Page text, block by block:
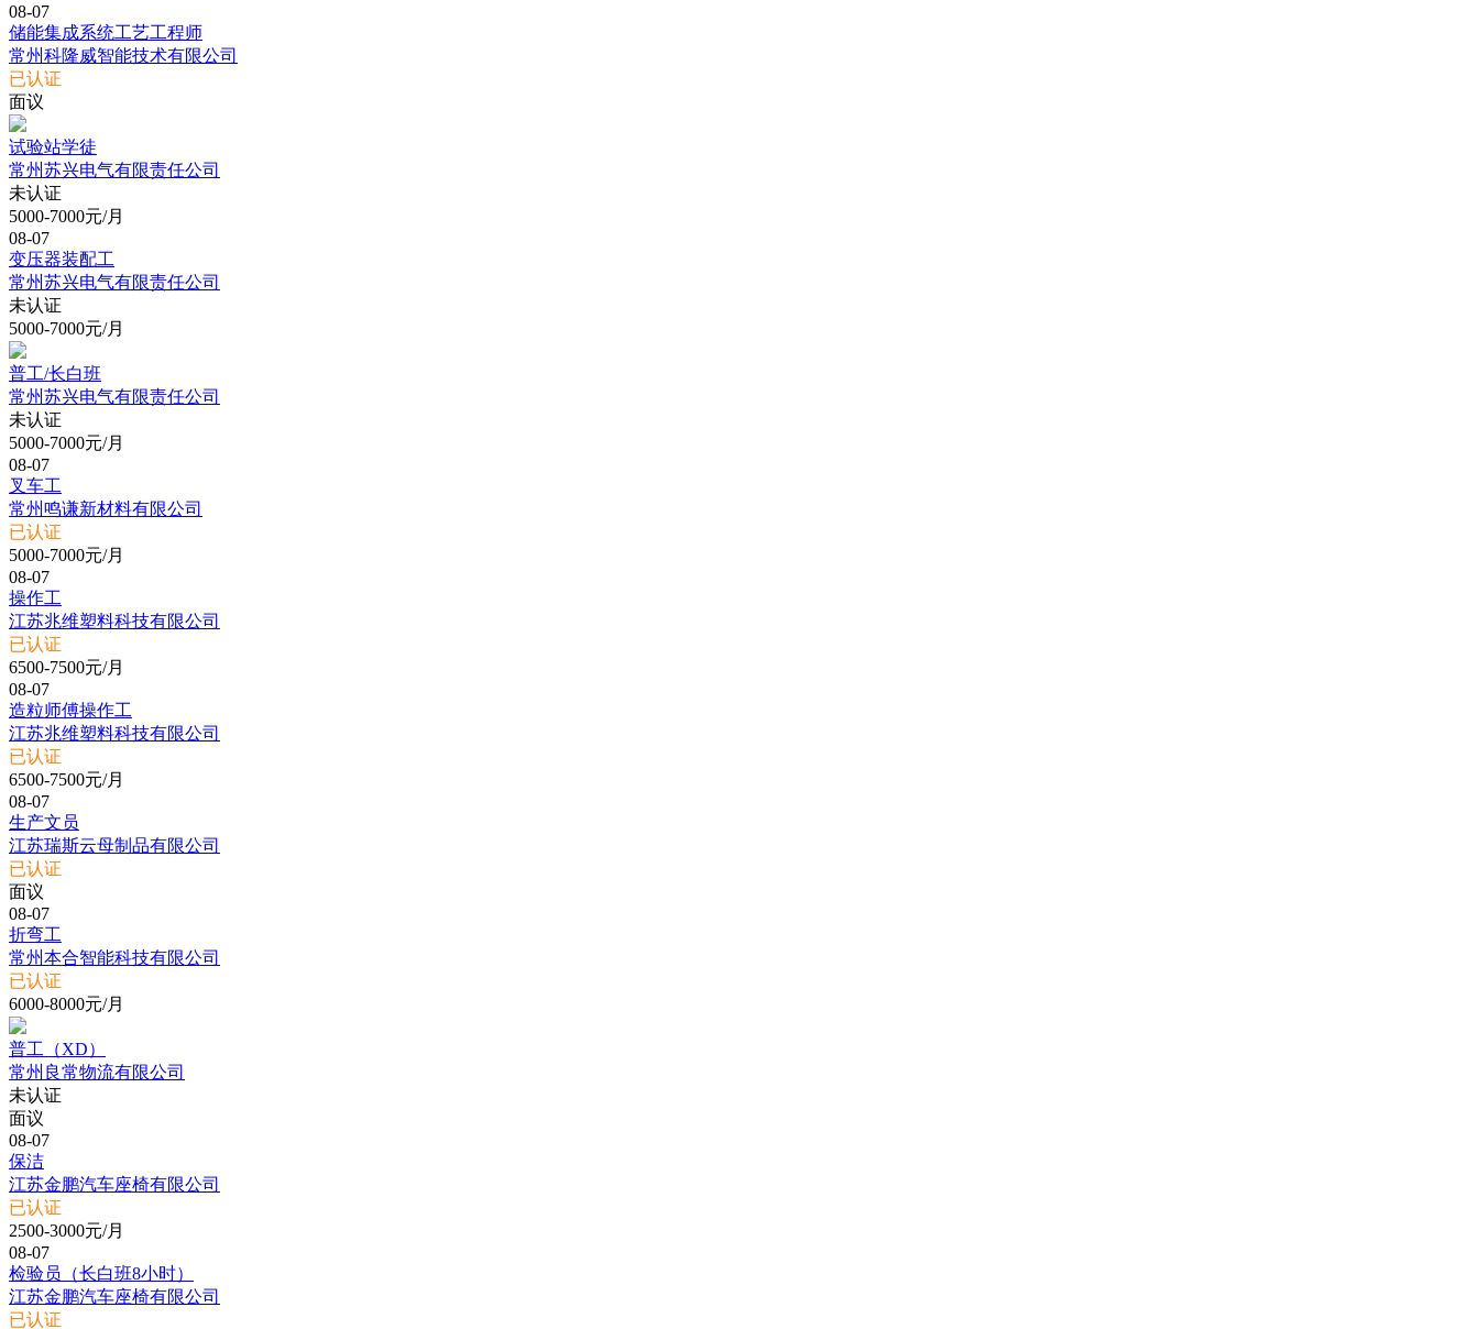
08-07
储能集成系统工艺工程师
常州科隆威智能技术有限公司
已认证
面议
试验站学徒
常州苏兴电气有限责任公司
未认证
5000-7000元/月
08-07
变压器装配工
常州苏兴电气有限责任公司
未认证
5000-7000元/月
普工/长白班
常州苏兴电气有限责任公司
未认证
5000-7000元/月
08-07
叉车工
常州鸣谦新材料有限公司
已认证
5000-7000元/月
08-07
操作工
江苏兆维塑料科技有限公司
已认证
6500-7500元/月
08-07
造粒师傅操作工
江苏兆维塑料科技有限公司
已认证
6500-7500元/月
08-07
生产文员
江苏瑞斯云母制品有限公司
已认证
面议
08-07
折弯工
常州本合智能科技有限公司
已认证
6000-8000元/月
普工（XD）
常州良常物流有限公司
未认证
面议
08-07
保洁
江苏金鹏汽车座椅有限公司
已认证
2500-3000元/月
08-07
检验员（长白班8小时）
江苏金鹏汽车座椅有限公司
已认证